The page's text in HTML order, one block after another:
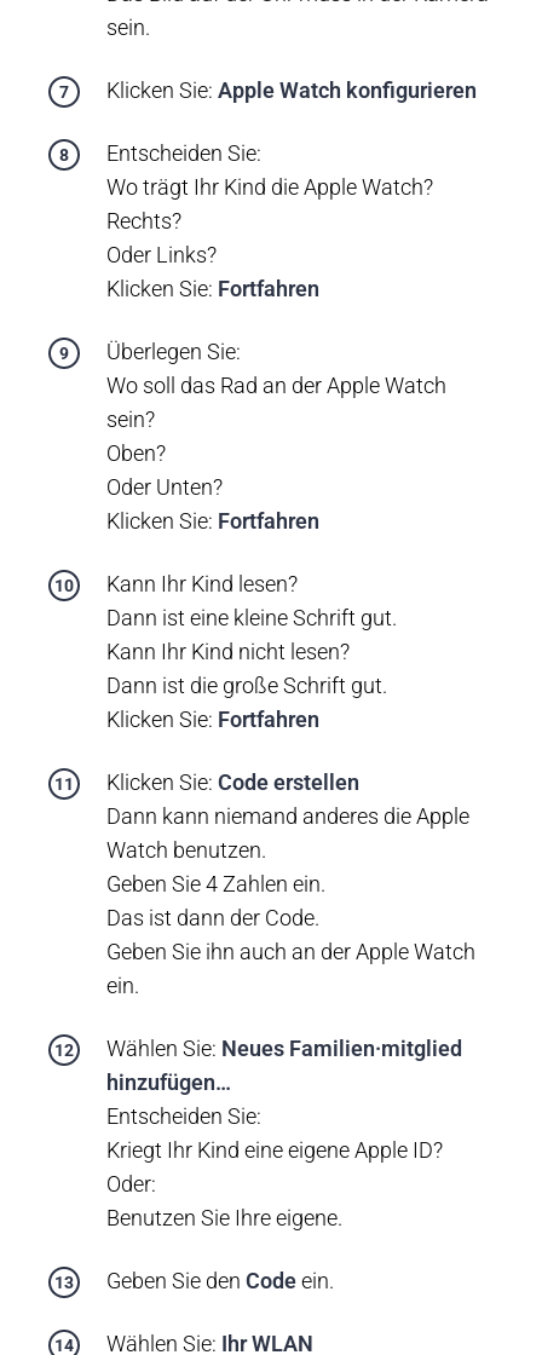
sein.
Klicken Sie:Apple Watch konfigurieren
Entscheiden Sie:
Wo trägt Ihr Kind die Apple Watch?
Rechts?
Oder Links?
Klicken Sie: Fortfahren
Überlegen Sie:
Wo soll das Rad an der Apple Watch
sein?
Oben?
Oder Unten?
Klicken Sie: Fortfahren
Kann Ihr Kind lesen?
Dann ist eine kleine Schrift gut.
Kann Ihr Kind nicht lesen?
Dann ist die große Schrift gut.
Klicken Sie: Fortfahren
Klicken Sie: Code erstellen
Dann kann niemand anderes die Apple
Watch benutzen.
Geben Sie 4 Zahlen ein.
Das ist dann der Code.
Geben Sie ihn auch an der Apple Watch
ein.
Wählen Sie: Neues Familien·mitglied
hinzufügen…
Entscheiden Sie:
Kriegt Ihr Kind eine eigene Apple ID?
Oder:
Benutzen Sie Ihre eigene.
Geben Sie denCodeein.
Wählen Sie: Ihr WLAN